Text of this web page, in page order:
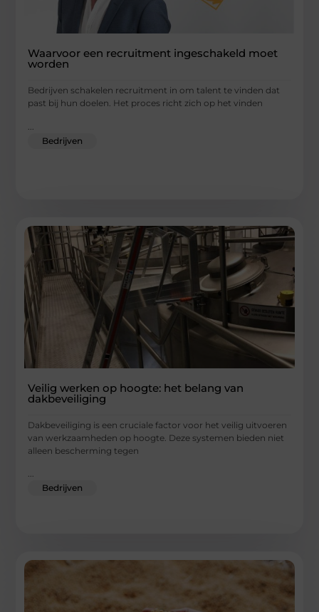
Waarvoor een recruitment ingeschakeld moet
worden
Bedrijven schakelen recruitment in om talent te vinden dat
past bij hun doelen. Het proces richt zich op het vinden
Bedrijven
Veilig werken op hoogte: het belang van
dakbeveiliging
Dakbeveiliging is een cruciale factor voor het veilig uitvoeren
van werkzaamheden op hoogte. Deze systemen bieden niet
alleen bescherming tegen
...
Bedrijven